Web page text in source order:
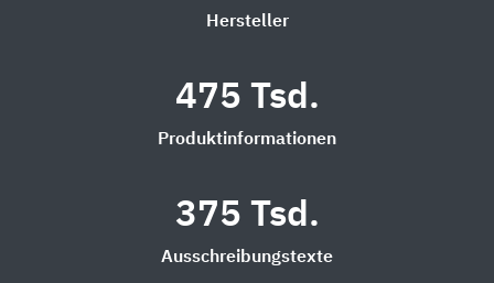
Hersteller
475 Tsd.
Produktinformationen
375 Tsd.
Ausschreibungstexte